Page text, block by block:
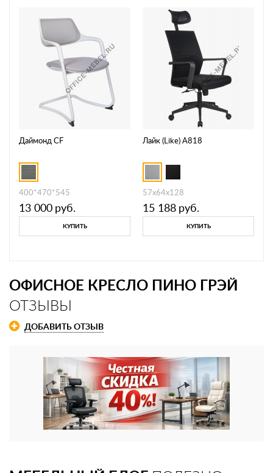
Даймонд CF
400*470*545
13 000 руб.
КУПИТЬ
Лайк (Like) A818
57х64х128
15 188 руб.
КУПИТЬ
ОФИСНОЕ КРЕСЛО ПИНО ГРЭЙ
ОТЗЫВЫ
ДОБАВИТЬ ОТЗЫВ